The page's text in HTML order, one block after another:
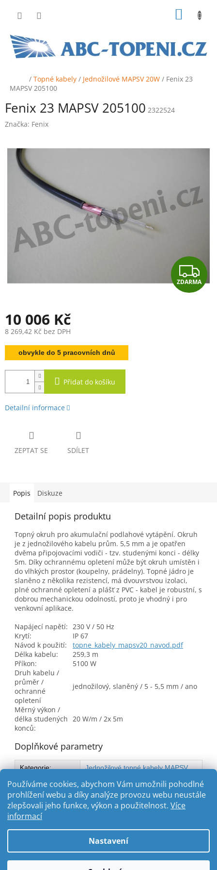
Používáme cookies, abychom Vám umožnili pohodlné
prohlížení webu a díky analýze provozu webu neustále
zlepšovali jeho funkce, výkon a použitelnost. Více
informací
Nastavení
Domů
/ Topné kabely / Jednožilové MAPSV 20W / Fenix 23
MAPSV 205100
Fenix 23 MAPSV 205100 2322524
Značka: Fenix
Z
D
ZDARMA
10 006 Kč
8 269,42 Kč bez DPH
Měrná
cena:obvykle do 5 pracovních dnů
Přidat do košíku
Detailní informace
ZEPTAT SE SDÍLET
Popis Diskuze
Detailní popis produktu
Topný okruh pro akumulační podlahové vytápění. Okruh
je z jednožilového kabelu prům. 5,5 mm a je opatřen
dvěma připojovacími vodiči - tzv. studenými konci - délky
5m. Díky ochrannému opletení může být okruh umístěn i
do vlhkých prostor (koupelny, prádelny). Topné jádro je
slaněno z několika rezistencí, má dvouvrstvou izolaci,
plné ochranné opletení a plášť z PVC - kabel je robustní, s
dobrou mechanickou odolností, proto je vhodný i pro
venkovní aplikace.
Napájecí napětí: 230 V / 50 Hz
Krytí:
IP 67
Návod k použití:
topne_kabely_mapsv20_navod.pdf
Délka kabelu:
259,3 m
Příkon:
5100 W
Druh kabelu /
průměr /
ochranné
opletení
jednožilový, slaněný / 5 - 5,5 mm / ano
Měrný výkon /
délka studených
konců:
20 W/m / 2x 5m
Doplňkové parametry
Kategorie:
Jednožilové topné kabely MAPSV
Copyright 2026ABC-TOPENI.CZ. Všechna práva vyhrazena.